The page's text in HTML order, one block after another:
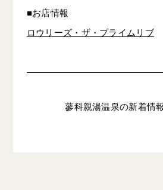
■お店情報
ロウリーズ・ザ・プライムリブ
蓼科親湯温泉の新着情